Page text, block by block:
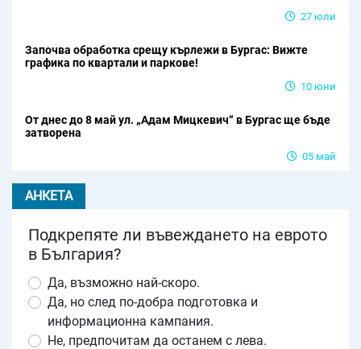
27 юли
Започва обработка срещу кърлежи в Бургас: Вижте
графика по квартали и паркове!
10 юни
От днес до 8 май ул. „Адам Мицкевич“ в Бургас ще бъде
затворена
05 май
АНКЕТА
Подкрепяте ли въвеждането на еврото
в България?
Да, възможно най-скоро.
Да, но след по-добра подготовка и
информационна кампания.
Не, предпочитам да останем с лева.